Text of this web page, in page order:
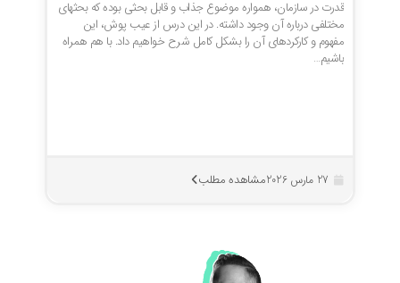
قدرت در سازمان، همواره موضوع جذاب و قابل بحثی بوده که بحثهای
مختلفی درباره آن وجود داشته. در این درس از عیب پوش، این
مفهوم و کارکردهای آن را بشکل کامل شرح خواهیم داد. با هم همراه
باشیم…
27 مارس 2026 مشاهده مطلب